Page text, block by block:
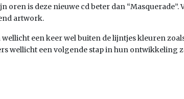
oren is deze nieuwe cd beter dan “Masquerade”.
artwork.
een keer wel buiten de lijntjes kleuren
wellicht een volgende stap in hun ontwikkeling